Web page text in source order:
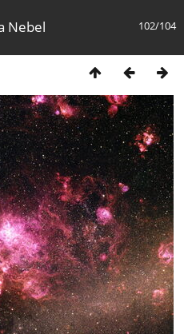
102/104
Nebel